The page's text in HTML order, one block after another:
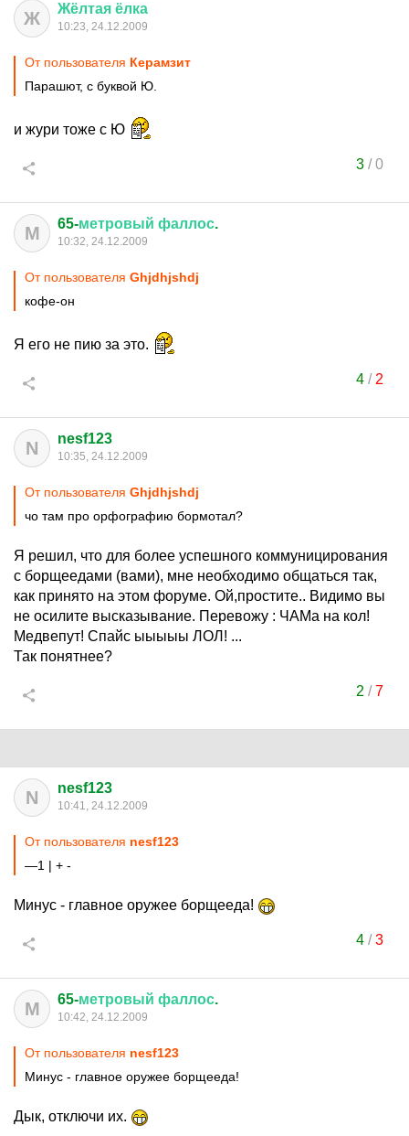
Ж Жёлтая ёлка
10:23, 24.12.2009
От пользователя Керамзит
Парашют, с буквой Ю.
и жури тоже с Ю
3/0
М 65-метровый фаллос.
10:32, 24.12.2009
От пользователя Ghjdhjshdj
кофе-он
Я его не пию за это.
4/ 2
N nesf123
10:35, 24.12.2009
От пользователя Ghjdhjshdj
чо там про орфографию бормотал?
Я решил, что для более успешного коммуницирования
с борщеедами (вами), мне необходимо общаться так,
как принято на этом форуме. Ой,простите.. Видимо вы
не осилите высказывание. Перевожу : ЧАМа на кол!
Медвепут! Спайс ыыыыы ЛОЛ! ...
Так понятнее?
2 /7
N nesf123
10:41, 24.12.2009
От пользователя nesf123
—1 | + -
Минус - главное оружее борщееда!
4/3
М 65-метровый фаллос.
10:42, 24.12.2009
От пользователя nesf123
Минус - главное оружее борщееда!
Дык, отключи их.